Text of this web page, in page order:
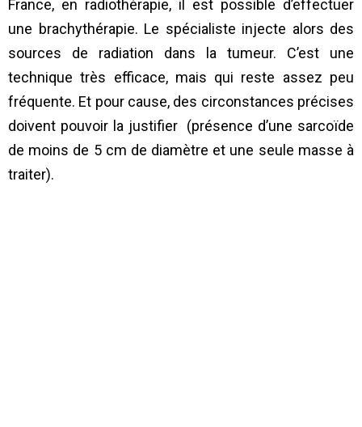
France, en radiothérapie, il est possible d’effectuer
une brachythérapie. Le spécialiste injecte alors des
sources de radiation dans la tumeur. C’est une
technique très efficace, mais qui reste assez peu
fréquente. Et pour cause, des circonstances précises
doivent pouvoir la justifier (présence d’une sarcoïde
de moins de 5 cm de diamètre et une seule masse à
traiter).